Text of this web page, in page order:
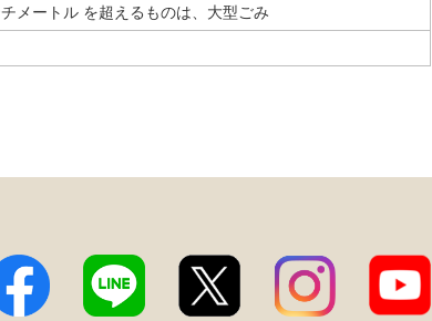
メートル を超えるものは、大型ごみ